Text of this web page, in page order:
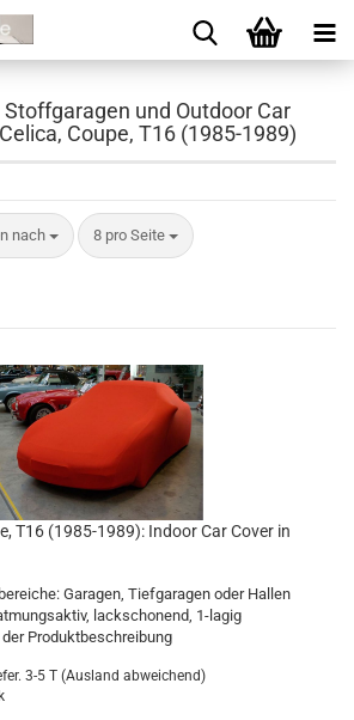
Stoffgaragen und Outdoor Car
Coupe, T16 (1985-1989)
nach 8 pro Seite
T16 (1985-1989): Indoor Car Cover in
Garagen, Tiefgaragen oder Hallen
lackschonend, 1-lagig
Produktbeschreibung
3-5 T (Ausland abweichend)